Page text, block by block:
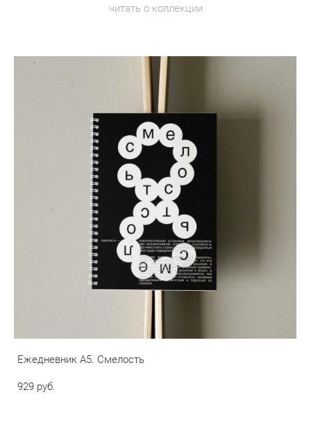
читать о коллекции
Ежедневник А5. Смелость
929 pуб.